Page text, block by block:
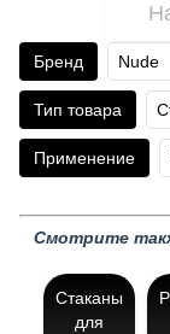
Смотрите
Стаканы
для
Бренд Nude
Тип товара
Применение